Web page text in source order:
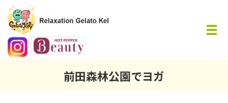
メ
前田森林公園でヨガ